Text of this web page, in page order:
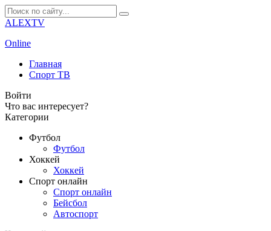
ALEXTV
Online
Главная
Спорт ТВ
Войти
Что вас интересует?
Категории
Футбол
Футбол
Хоккей
Хоккей
Спорт онлайн
Спорт онлайн
Бейсбол
Автоспорт